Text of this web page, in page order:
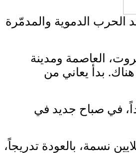
الحرب الدموية والمدمّرة
العاصمة ومدينة
بمَن فيهم والدته وابنه (13 عاماً) كما أصدقاؤه هناك. بدأ يعاني من
عودة إلى الوطن، مؤكّداً، في صباح جديد في
اللبنانية الكبيرة والمؤثرة التي تُقدَّر بأنّها تساوي ما يقرب من 3 أضعاف عدد سكان البلاد البالغ 5,7 ملايين نسمة، بالعودة تدريجاً،